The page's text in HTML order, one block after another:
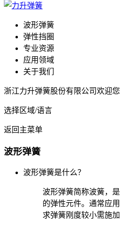
波形弹簧
弹性挡圈
专业资源
应用领域
关于我们
浙江力升弹簧股份有限公司欢迎
选择区域/语言
返回主菜单
波形弹簧
波形弹簧是什么？
波形弹簧简称波簧，
的弹性元件。通常应
求弹簧刚度较小需施